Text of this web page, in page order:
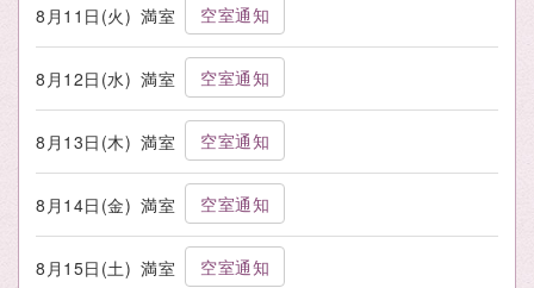
8月11日(火) 満室 空室通知
8月12日(水) 満室 空室通知
8月13日(木) 満室 空室通知
8月14日(金) 満室 空室通知
8月15日(土) 満室 空室通知